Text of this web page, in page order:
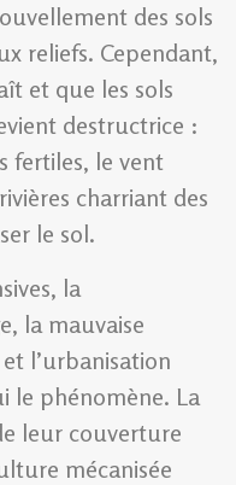
des sols
reliefs. Cependant,
et que les sols
destructrice :
fertiles, le vent
charriant des
le sol.
la
la mauvaise
l’urbanisation
le phénomène. La
leur couverture
mécanisée